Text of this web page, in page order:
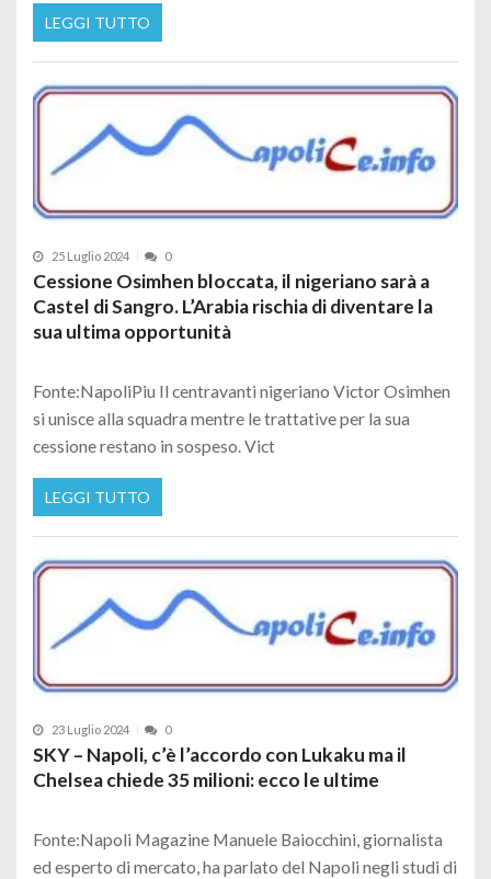
LEGGI TUTTO
25 Luglio 2024 0
Cessione Osimhen bloccata, il nigeriano sarà a
Castel di Sangro. L’Arabia rischia di diventare la
sua ultima opportunità
Fonte:NapoliPiu Il centravanti nigeriano Victor Osimhen
si unisce alla squadra mentre le trattative per la sua
cessione restano in sospeso. Vict
LEGGI TUTTO
23 Luglio 2024 0
SKY – Napoli, c’è l’accordo con Lukaku ma il
Chelsea chiede 35 milioni: ecco le ultime
Fonte:Napoli Magazine Manuele Baiocchini, giornalista
ed esperto di mercato, ha parlato del Napoli negli studi di